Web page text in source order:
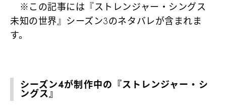
※この記事には『ストレンジャー・シングス
未知の世界』シーズン3のネタバレが含まれま
す。
シーズン4が制作中の『ストレンジャー・シ
ングス』